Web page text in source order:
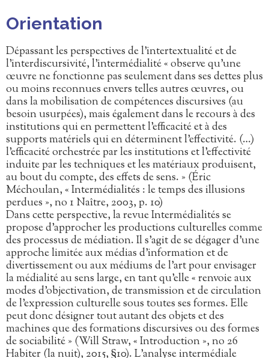
Orientation
Dépassant les perspectives de l’intertextualité et de
l’interdiscursivité, l’intermédialité « observe qu’une
œuvre ne fonctionne pas seulement dans ses dettes plus
ou moins reconnues envers telles autres œuvres, ou
dans la mobilisation de compétences discursives (au
besoin usurpées), mais également dans le recours à des
institutions qui en permettent l’efficacité et à des
supports matériels qui en déterminent l’effectivité. (…)
l’efficacité orchestrée par les institutions et l’effectivité
induite par les techniques et les matériaux produisent,
au bout du compte, des effets de sens. » (Éric
Méchoulan, « Intermédialités : le temps des illusions
perdues », no 1 Naître, 2003, p. 10)
Dans cette perspective, la revue Intermédialités se
propose d’approcher les productions culturelles comme
des processus de médiation. Il s’agit de se dégager d’une
approche limitée aux médias d’information et de
divertissement ou aux médiums de l’art pour envisager
la médialité au sens large, en tant qu’elle « renvoie aux
modes d’objectivation, de transmission et de circulation
de l’expression culturelle sous toutes ses formes. Elle
peut donc désigner tout autant des objets et des
machines que des formations discursives ou des formes
de sociabilité » (Will Straw, « Introduction », no 26
Habiter (la nuit), 2015, §10). L’analyse intermédiale